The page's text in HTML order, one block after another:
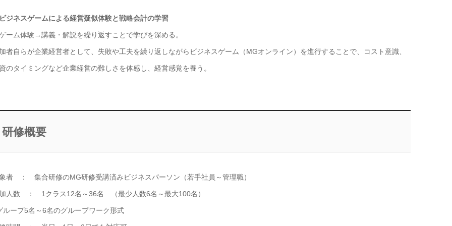
ジネスゲームによる経営疑似体験と戦略会計の学習
ーム体験→講義・解説を繰り返すことで学びを深める。
者自らが企業経営者として、失敗や工夫を繰り返しながらビジネスゲーム（MGオンライン）を進行することで、コスト意識、
のタイミングなど企業経営の難しさを体感し、経営感覚を養う。
研修概要
者 ： 集合研修のMG研修受講済みビジネスパーソン（若手社員～管理職）
人数 ： 1クラス12名～36名 （最少人数6名～最大100名）
ループ5名～6名のグループワーク形式